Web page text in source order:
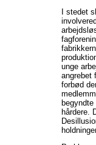
I stedet
unge
angrebet
forbød
hårdere.